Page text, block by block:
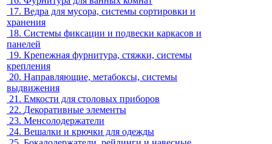
17. Ведра для мусора, системы сортировки и
хранения
18. Системы фиксации и подвески каркасов и
панелей
19. Крепежная фурнитура, стяжки, системы
крепления
20. Направляющие, метабоксы, системы
выдвижения
21. Емкости для столовых приборов
22. Декоративные элементы
23. Менсолодержатели
24. Вешалки и крючки для одежды